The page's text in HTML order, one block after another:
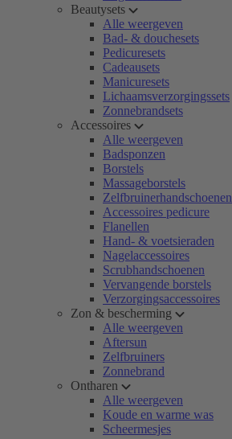
Beautysets
Alle weergeven
Bad- & douchesets
Pedicuresets
Cadeausets
Manicuresets
Lichaamsverzorgingssets
Zonnebrandsets
Accessoires
Alle weergeven
Badsponzen
Borstels
Massageborstels
Zelfbruinerhandschoenen
Accessoires pedicure
Flanellen
Hand- & voetsieraden
Nagelaccessoires
Scrubhandschoenen
Vervangende borstels
Verzorgingsaccessoires
Zon & bescherming
Alle weergeven
Aftersun
Zelfbruiners
Zonnebrand
Ontharen
Alle weergeven
Koude en warme was
Scheermesjes